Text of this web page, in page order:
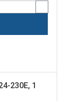
230E, 1